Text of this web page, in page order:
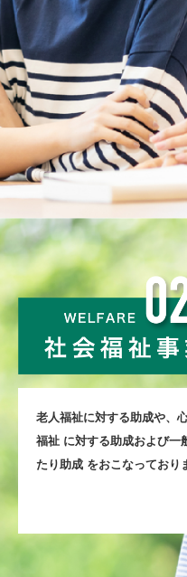
⽼⼈福祉に対する助成や、
福祉 に対する助成および⼀
たり助成 をおこなっており